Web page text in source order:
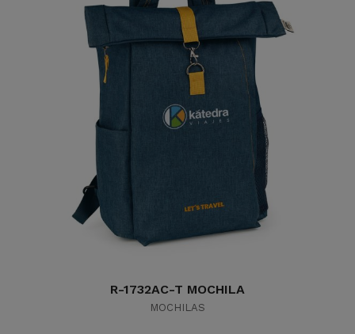
R-1732AC-T MOCHILA
MOCHILAS